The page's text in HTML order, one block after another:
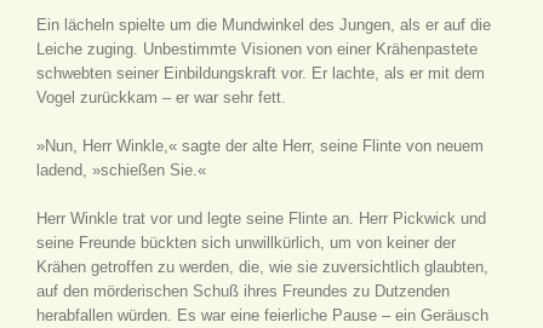
Ein lächeln spielte um die Mundwinkel des Jungen, als er auf die
Leiche zuging. Unbestimmte Visionen von einer Krähenpastete
schwebten seiner Einbildungskraft vor. Er lachte, als er mit dem
Vogel zurückkam – er war sehr fett.
»Nun, Herr Winkle,« sagte der alte Herr, seine Flinte von neuem
ladend, »schießen Sie.«
Herr Winkle trat vor und legte seine Flinte an. Herr Pickwick und
seine Freunde bückten sich unwillkürlich, um von keiner der
Krähen getroffen zu werden, die, wie sie zuversichtlich glaubten,
auf den mörderischen Schuß ihres Freundes zu Dutzenden
herabfallen würden. Es war eine feierliche Pause – ein Geräusch